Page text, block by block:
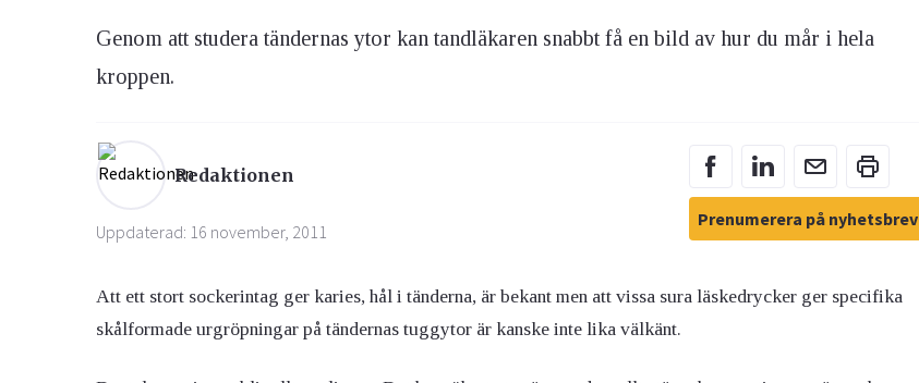
Ögon & Öron
Genom att studera tändernas ytor kan tandläkaren snabbt få en bild av hur du mår i hela
kroppen.
Redaktionen
Uppdaterad: 16 november, 2011
Prenumerera på nyhetsbrev
Att ett stort sockerintag ger karies, hål i tänderna, är bekant men att vissa sura läskedrycker ger specifika
skålformade urgröpningar på tändernas tuggytor är kanske inte lika välkänt.